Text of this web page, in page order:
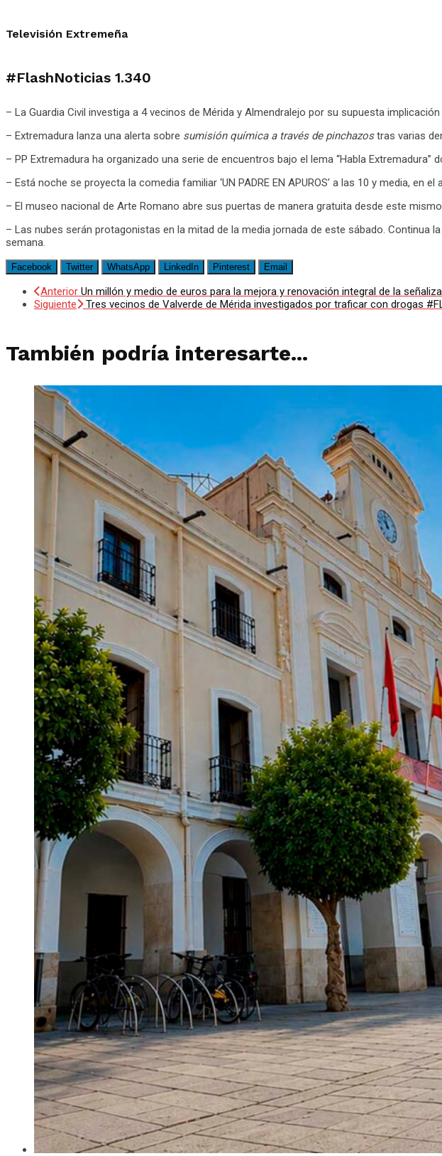
Televisión Extremeña
#FlashNoticias 1.340
– La Guardia Civil investiga a 4 vecinos de Mérida y Almendralejo por su supuesta
– Extremadura lanza una alerta sobre sumisión química a través de pinchazostras varias
– PP Extremadura ha organizado una serie de encuentros bajo el lema “Habla
– Está noche se proyecta la comedia familiar ‘UN PADRE EN APUROS’ a las 10 y media,
– El museo nacional de Arte Romano abre sus puertas de manera gratuita desde este
– Las nubes serán protagonistas en la mitad de la media jornada de este sábado.
semana.
Facebook Twitter WhatsApp LinkedIn Pinterest Email
Anterior Un millón y medio de euros para la mejora y renovación integral de la
Siguiente
Tres vecinos de Valverde de Mérida investigados por traficar con drogas
También podría interesarte...